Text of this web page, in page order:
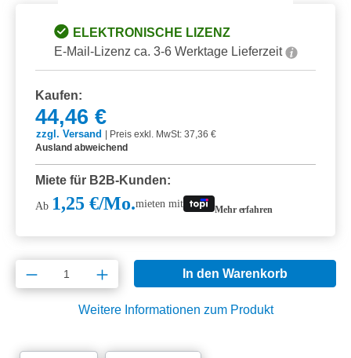
ELEKTRONISCHE LIZENZ
E-Mail-Lizenz ca. 3-6 Werktage Lieferzeit
Kaufen:
44,46 €
zzgl. Versand
Preis exkl. MwSt: 37,36 €
Ausland abweichend
Miete für B2B-Kunden:
Ab 1,25 €/Mo.mieten mit Mehr erfahren
Produkt Anzahl: Gib den gewünschten
In den Warenkorb
Weitere Informationen zum Produkt